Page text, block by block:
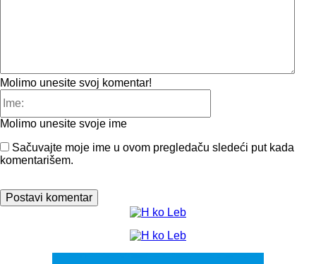
Molimo unesite svoj komentar!
Molimo unesite svoje ime
Sačuvajte moje ime u ovom pregledaču sledeći put kada
komentarišem.